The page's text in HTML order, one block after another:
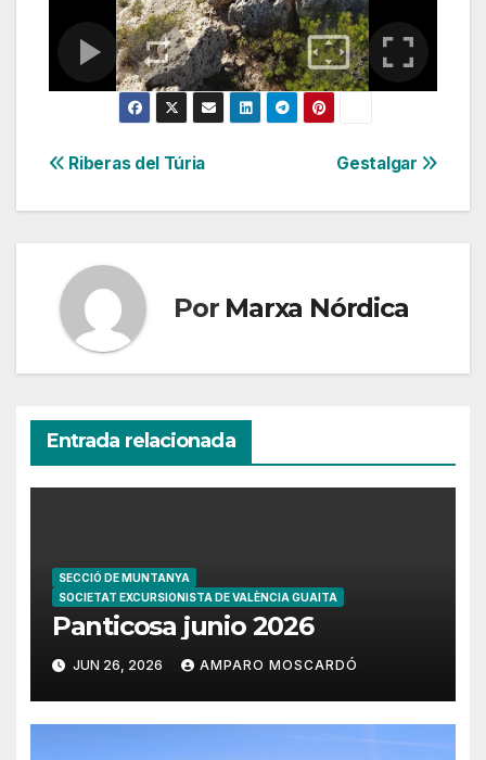
Navegación
de
entradas
Gestalgar
Riberas del Túria
Por Marxa Nórdica
Entrada relacionada
SECCIÓ DE MUNTANYA
SOCIETAT EXCURSIONISTA DE VALÈNCIA GUAITA
Panticosa junio 2026
JUN 26, 2026 AMPARO MOSCARDÓ